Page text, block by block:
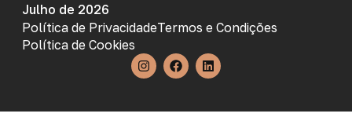
Julho de 2026
Política de PrivacidadeTermos e Condições
Política de Cookies